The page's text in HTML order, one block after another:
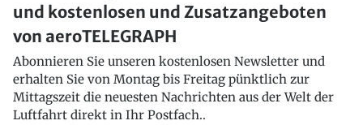
und kostenlosen und Zusatzangeboten
von aeroTELEGRAPH
Abonnieren Sie unseren kostenlosen Newsletter und
erhalten Sie von Montag bis Freitag pünktlich zur
Mittagszeit die neuesten Nachrichten aus der Welt der
Luftfahrt direkt in Ihr Postfach..